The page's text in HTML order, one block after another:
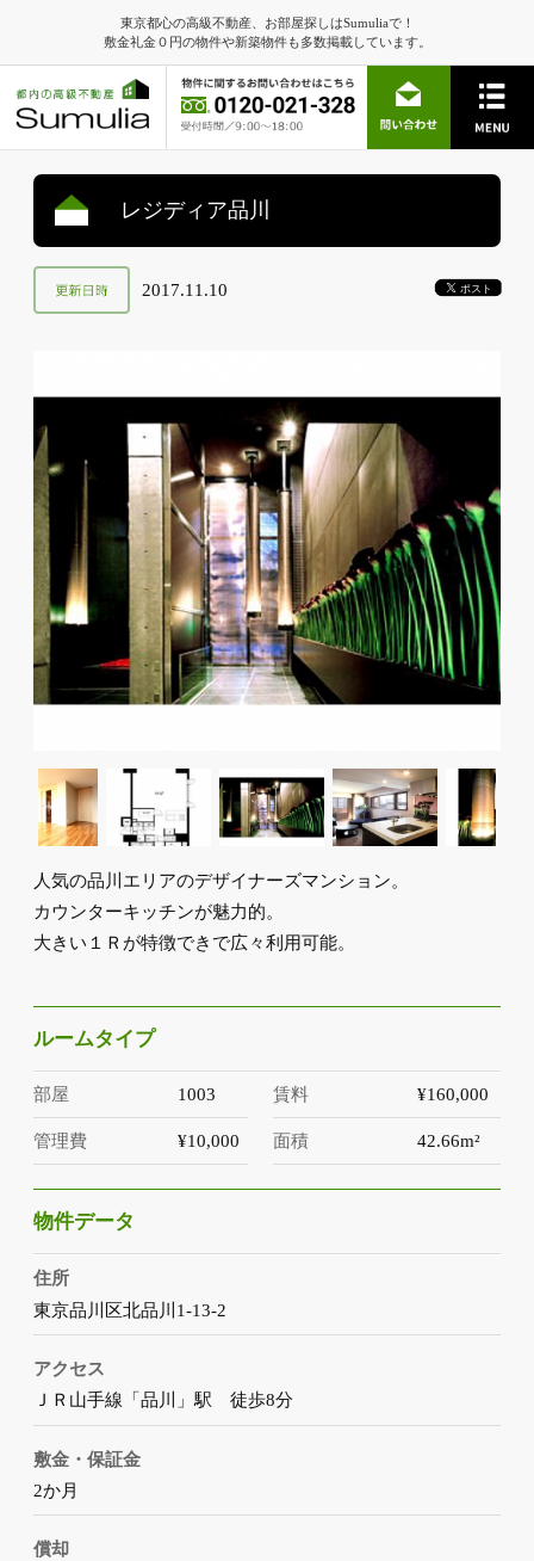
東京都心の高級不動産、お部屋探しはSumuliaで！
敷金礼金０円の物件や新築物件も多数掲載しています。
レジディア品川
2017.11.10
人気の品川エリアのデザイナーズマンション。
カウンターキッチンが魅力的。
大きい１Ｒが特徴できで広々利用可能。
ルームタイプ
部屋 1003 賃料 ¥160,000
管理費 ¥10,000 面積 42.66m²
物件データ
住所
東京品川区北品川1-13-2
アクセス
ＪＲ山手線「品川」駅 徒歩8分
敷金・保証金
2か月
償却